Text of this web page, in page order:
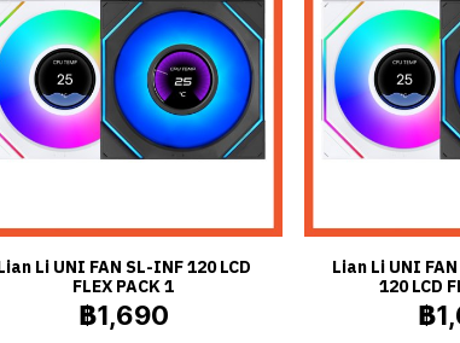
Li UNI FAN SL-INF 120 LCD
FLEX PACK 1
฿1,690
Lian Li UNI FAN
120 LCD
฿